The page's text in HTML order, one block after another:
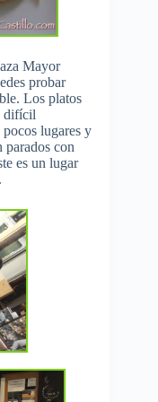
Mayor
probar
Los platos
difícil
pocos lugares y
parados con
es un lugar